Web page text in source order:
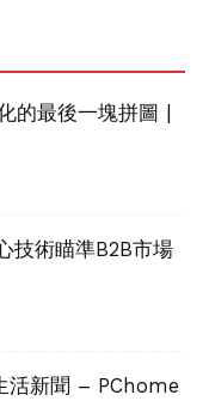
最後一塊拼圖 |
技術瞄準B2B市場
活新聞 – PChome